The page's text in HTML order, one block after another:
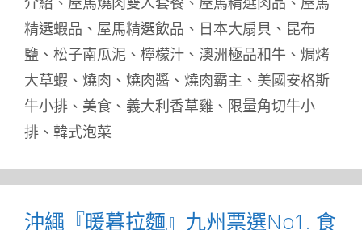
精選蝦品 、 屋馬精選飲品 、 日本大扇貝 、 昆布
鹽 、 松子南瓜泥 、 檸檬汁 、 澳洲極品和牛 、 焗烤
大草蝦 、 燒肉 、 燒肉醬 、 燒肉霸主 、 美國安格斯
牛小排 、 美食 、 義大利香草雞 、 限量角切牛小
排 、 韓式泡菜
沖繩『暖暮拉麵』九州票選No1. 食